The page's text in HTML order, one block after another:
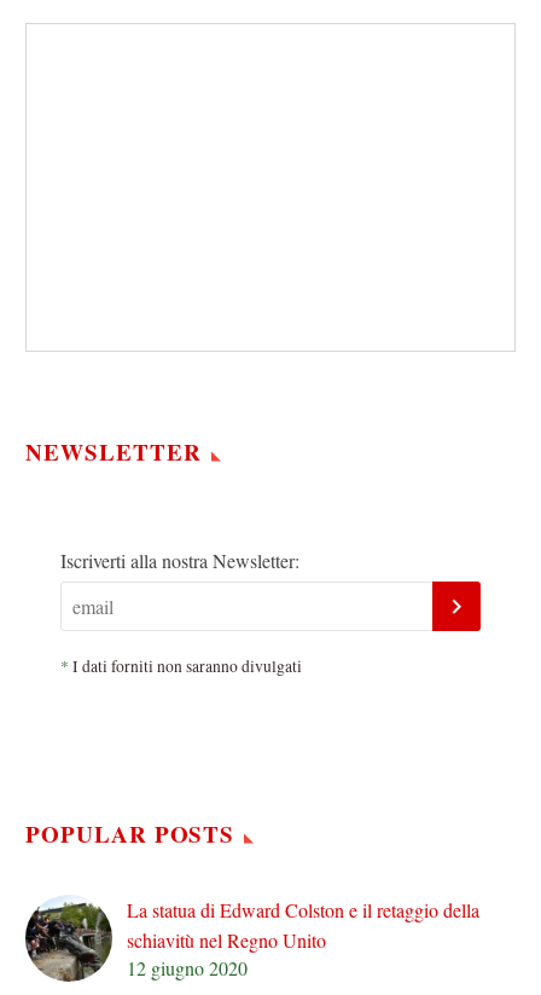
NEWSLETTER
Iscriverti alla nostra Newsletter:
* I dati forniti non saranno divulgati
POPULAR POSTS
La statua di Edward Colston e il retaggio della
schiavitù nel Regno Unito
12 giugno 2020